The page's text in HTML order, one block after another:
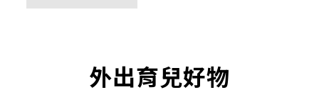
外出育兒好物